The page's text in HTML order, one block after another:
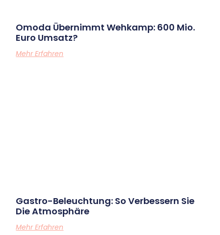
Omoda Übernimmt Wehkamp: 600 Mio.
Euro Umsatz?
Mehr Erfahren
Gastro-Beleuchtung: So Verbessern Sie
Die Atmosphäre
Mehr Erfahren